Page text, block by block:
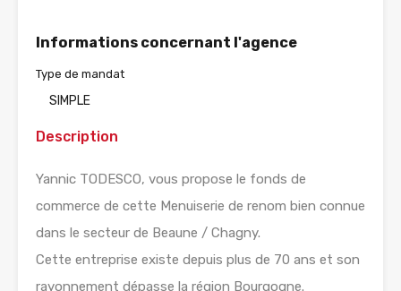
Informations concernant l'agence
Type de mandat
SIMPLE
Description
Yannic TODESCO, vous propose le fonds de
commerce de cette Menuiserie de renom bien connue
dans le secteur de Beaune / Chagny.
Cette entreprise existe depuis plus de 70 ans et son
rayonnement dépasse la région Bourgogne.